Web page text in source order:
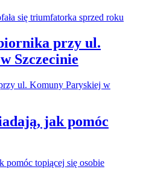
przy ul.
Szczecinie
jak pomóc